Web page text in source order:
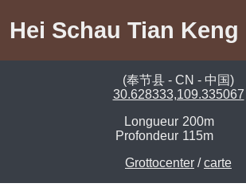
Hei Schau Tian
(奉节县 - CN - 中国)
30.628333,109.335067
Longueur 200m
Profondeur 115m
Grottocenter /carte